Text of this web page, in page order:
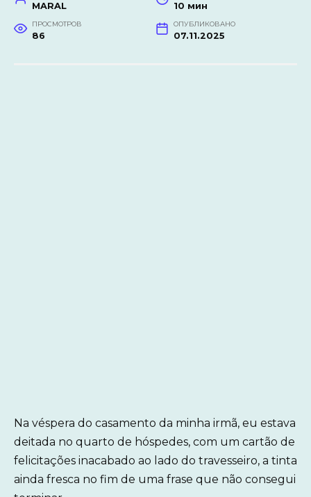
MARAL 10 мин
ПРОСМОТРОВ
86
ОПУБЛИКОВАНО
07.11.2025
Na véspera do casamento da minha irmã, eu estava
deitada no quarto de hóspedes, com um cartão de
felicitações inacabado ao lado do travesseiro, a tinta
ainda fresca no fim de uma frase que não consegui